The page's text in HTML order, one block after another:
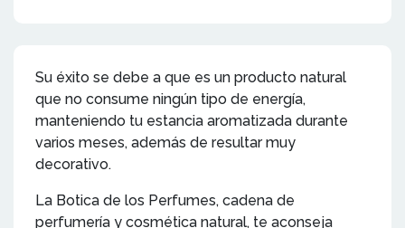
Su éxito se debe a que es un producto natural
que no consume ningún tipo de energía,
manteniendo tu estancia aromatizada durante
varios meses, además de resultar muy
decorativo.
La Botica de los Perfumes, cadena de
perfumería y cosmética natural, te aconseja